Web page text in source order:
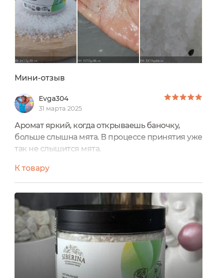
Мини-отзыв
Evga304
31 марта 2025
Аромат яркий, когда открываешь баночку,
больше слышна мята. В процессе принятия уже
так не слышится мята.
рекомендуется принимать ванну через 1-1,5
часа после занятий спортом.
Соль не сразу растворяется.
Это можно считать дополнительным массажем
нужных мест.
Когда заходишь в ванную комнату, слышится
мятный взрыв. Намёка на лаванду нет. Но вот
при погружении в наполненную теплую ванну,
лаванда как раз расслабляет тело, уставшие
К товару